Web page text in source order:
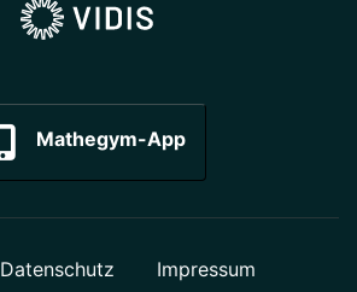
Mathegym-App
Datenschutz Impressum